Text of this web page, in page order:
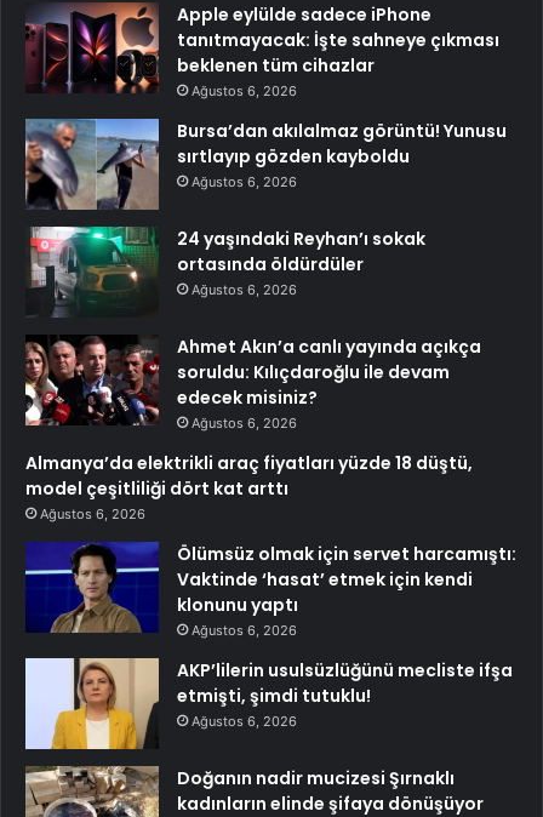
Apple eylülde sadece iPhone
tanıtmayacak: İşte sahneye çıkması
beklenen tüm cihazlar
Ağustos 6, 2026
Bursa’dan akılalmaz görüntü! Yunusu
sırtlayıp gözden kayboldu
Ağustos 6, 2026
24 yaşındaki Reyhan’ı sokak
ortasında öldürdüler
Ağustos 6, 2026
Ahmet Akın’a canlı yayında açıkça
soruldu: Kılıçdaroğlu ile devam
edecek misiniz?
Ağustos 6, 2026
Almanya’da elektrikli araç fiyatları yüzde 18 düştü,
model çeşitliliği dört kat arttı
Ağustos 6, 2026
Ölümsüz olmak için servet harcamıştı:
Vaktinde ‘hasat’ etmek için kendi
klonunu yaptı
Ağustos 6, 2026
AKP’lilerin usulsüzlüğünü mecliste ifşa
etmişti, şimdi tutuklu!
Ağustos 6, 2026
Doğanın nadir mucizesi Şırnaklı
kadınların elinde şifaya dönüşüyor